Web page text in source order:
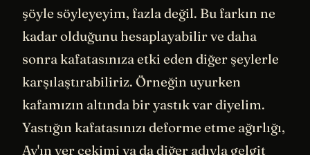
şöyle söyleyeyim, fazla değil. Bu farkın ne
kadar olduğunu hesaplayabilir ve daha
sonra kafatasınıza etki eden diğer şeylerle
karşılaştırabiliriz. Örneğin uyurken
kafamızın altında bir yastık var diyelim.
Yastığın kafatasınızı deforme etme ağırlığı,
Ay'ın yer çekimi ya da diğer adıyla gelgit